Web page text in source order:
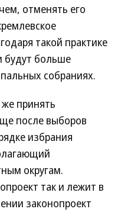
отменять его
такой практике
будут больше
собраниях.
принять
после выборов
избрания
округам.
так и лежит в
законопроект